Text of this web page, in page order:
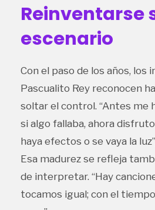
Reinventarse
escenario
Con el paso de los años, los
Pascualito Rey reconocen
soltar el control. “Antes me
si algo fallaba, ahora
haya efectos o se vaya la
Esa madurez se refleja
de interpretar. “Hay
tocamos igual; con el